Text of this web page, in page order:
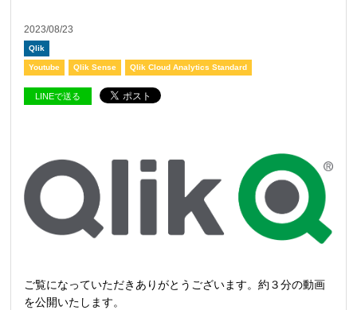
2023/08/23
Qlik
Youtube Qlik Sense Qlik Cloud Analytics Standard
LINEで送る
ご覧になっていただきありがとうございます。約３分の動画
を公開いたします。